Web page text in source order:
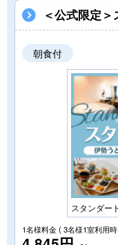
＜公式限定＞
朝食付
スタンダー
1名様料金( 3名様1室利用